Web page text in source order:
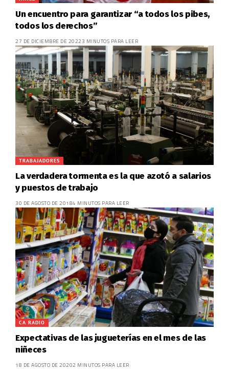
Un encuentro para garantizar “a todos los pibes,
todos los derechos”
27 DE DICIEMBRE DE 2022 3 MINUTOS PARA LEER
TRABAJADORES
La verdadera tormenta es la que azotó a salarios
y puestos de trabajo
30 DE AGOSTO DE 20184 MINUTOS PARA LEER
CA RADIO
Expectativas de las jugueterías en el mes de las
niñeces
18 DE AGOSTO DE 20202 MINUTOS PARA LEER